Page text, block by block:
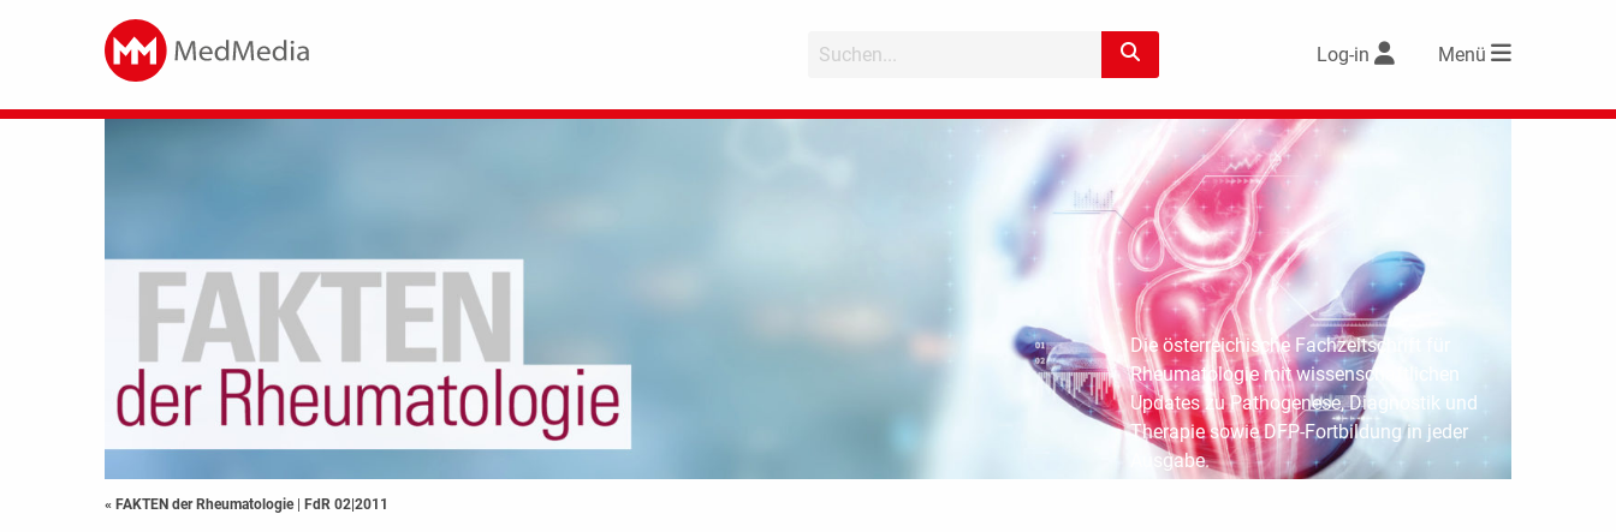
Log-in Menü
Die österreichische Fachzeitschrift für
Rheumatologie mit wissenschaftlichen
Updates zu Pathogenese, Diagnostik und
Therapie sowie DFP-Fortbildung in jeder
Ausgabe.
« FAKTEN der Rheumatologie | FdR 02|2011